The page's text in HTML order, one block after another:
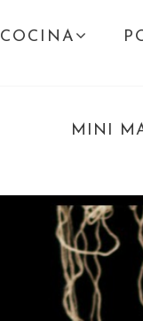
COCINA
MINI